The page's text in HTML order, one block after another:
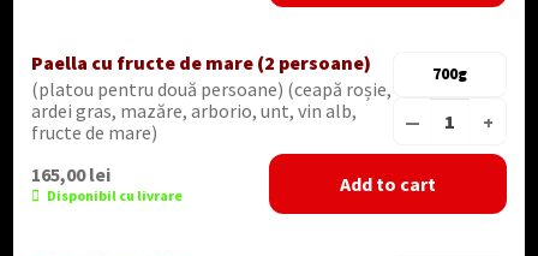
Paella cu fructe de mare (2 persoane)
(platou pentru două persoane) (ceapă roșie,
ardei gras, mazăre, arborio, unt, vin alb,
fructe de mare)
700g
— +
165,00lei
Disponibil cu livrare Add to cart